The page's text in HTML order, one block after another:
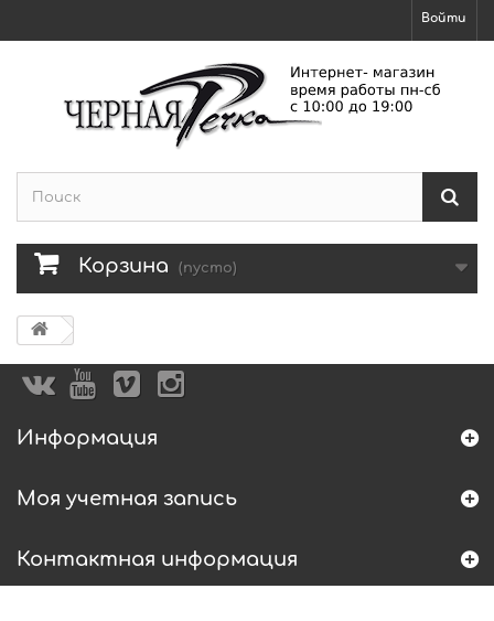
Войти
Корзина (пусто)
Информация
Моя учетная запись
Контактная информация